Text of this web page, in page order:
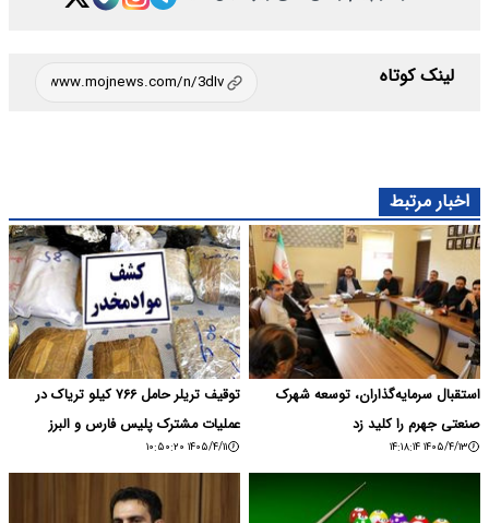
لینک کوتاه
اخبار مرتبط
استقبال سرمایه‌گذاران، توسعه شهرک
صنعتی جهرم را کلید زد
۱۴۰۵/۴/۱۳ ۱۴:۱۸:۱۴
توقیف تریلر حامل ۷۶۶ کیلو تریاک در
عملیات مشترک پلیس فارس و البرز
۱۴۰۵/۴/۱۱ ۱۰:۵۰:۲۰